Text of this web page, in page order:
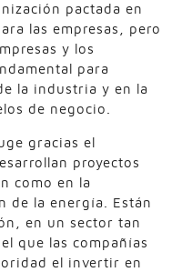
pactada en
las empresas, pero
y los
para
la industria y en la
de negocio.
gracias el
proyectos
como en la
de la energía. Están
en un sector tan
que las compañías
el invertir en